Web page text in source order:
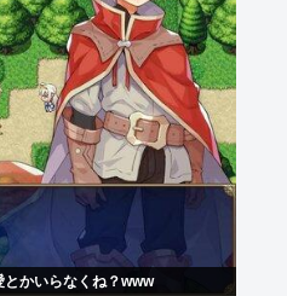
とかいらなくね？www